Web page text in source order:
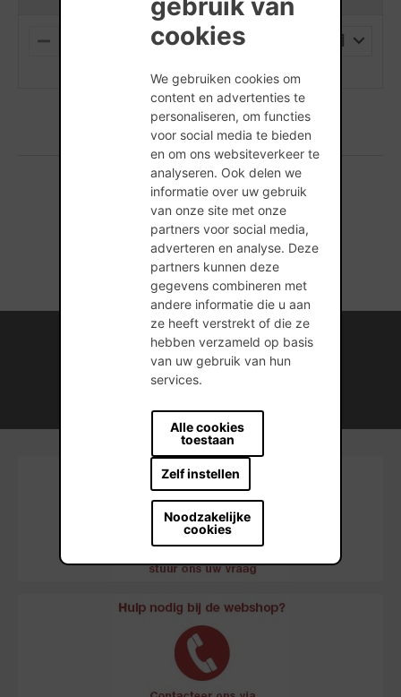
gebruik van
cookies
We gebruiken cookies om
content en advertenties te
personaliseren, om functies
voor social media te bieden
en om ons websiteverkeer te
analyseren. Ook delen we
informatie over uw gebruik
van onze site met onze
partners voor social media,
adverteren en analyse. Deze
partners kunnen deze
gegevens combineren met
andere informatie die u aan
ze heeft verstrekt of die ze
hebben verzameld op basis
van uw gebruik van hun
services.
Alle cookies
toestaan
Zelf instellen
Noodzakelijke
cookies
M
P
U
S
PALLET
1 producten gevonden
Internationale kennis en ervaring
Professionele naverkoopservice
Duurzame bouwmateriaaloplossingen